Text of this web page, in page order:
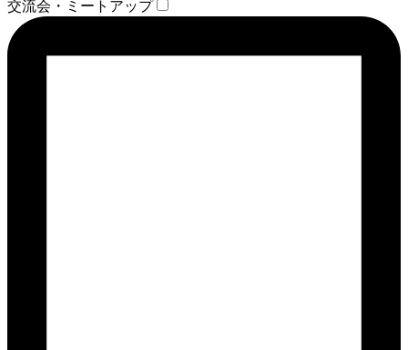
交流会・ミートアップ